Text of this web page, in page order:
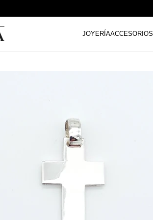
JOYERÍAACCESORIOS